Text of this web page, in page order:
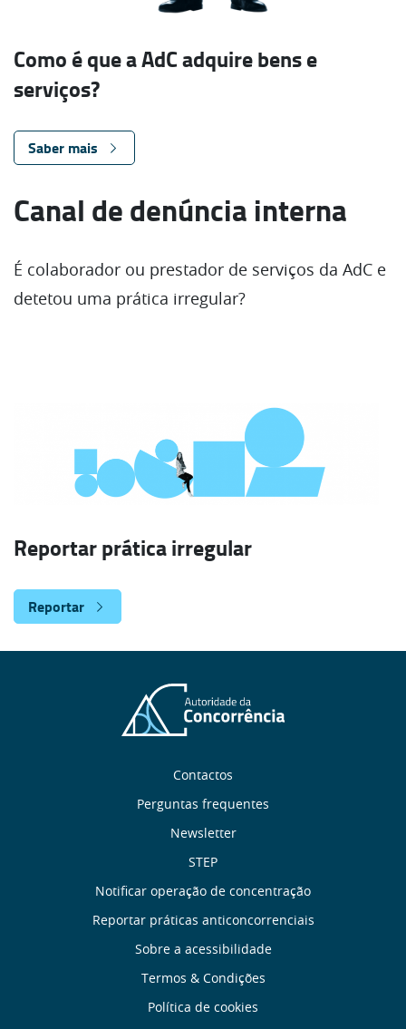
Como é que a AdC adquire bens e
serviços?
Saber mais
Canal de denúncia interna
É colaborador ou prestador de serviços da AdC e
detetou uma prática irregular?
Reportar prática irregular
Reportar
Contactos
Perguntas frequentes
Newsletter
STEP
Notificar operação de concentração
Reportar práticas anticoncorrenciais
Sobre a acessibilidade
Termos & Condições
Política de cookies